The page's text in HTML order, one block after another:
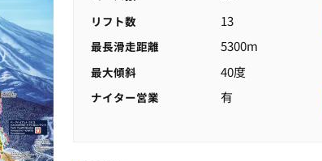
リフト数 13
最長滑走距離 5300m
最大傾斜 40度
ナイター営業 有